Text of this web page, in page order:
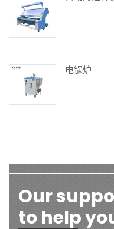
电锅炉
Our
to help